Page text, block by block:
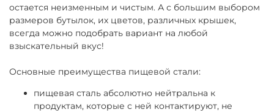
остается неизменным и чистым. А с большим выбором
размеров бутылок, их цветов, различных крышек,
всегда можно подобрать вариант на любой
взыскательный вкус!
Основные преимущества пищевой стали:
пищевая сталь абсолютно нейтральна к
продуктам, которые с ней контактируют, не